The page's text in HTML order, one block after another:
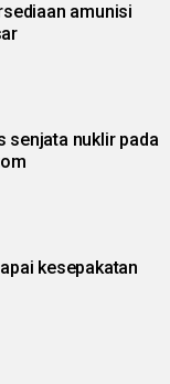
amunisi
senjata nuklir pada
kesepakatan